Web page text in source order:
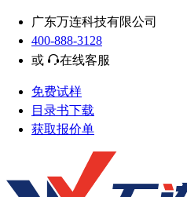
广东万连科技有限公司
400-888-3128
或
在线客服
免费试样
目录书下载
获取报价单